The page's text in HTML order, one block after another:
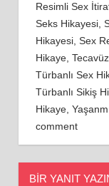
Resimli Sex
Seks Hikayesi,
Hikayesi, Sex
Hikaye,
Türbanlı Sex
Türbanlı Sikiş
Hikaye,
comment
BIR YANIT